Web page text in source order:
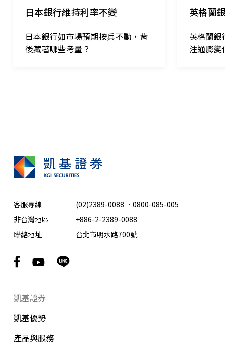
日本銀行維持利率不變
日本銀行如市場預期按兵不動，背
後藏著哪些考量？
英格蘭
英格蘭
注通膨變
客服專線 (02)2389-0088 ． 0800-085-005
非台灣地區
+886-2-2389-0088
聯絡地址
台北市明水路700號
凱基證券
凱基優勢
產品與服務